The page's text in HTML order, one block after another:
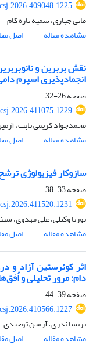
مانی جباری، سمیه تازه کام
مشاهده مقاله
اصل
نقش بربرین و
انجمادپذیری اسپرم
صفحه26-32
محمدجواد کریمی ثابت،
مشاهده مقاله
اصل
سازوکار فیزیولوژی
صفحه33-38
پوریا وکیلی، علی مهدوی،
مشاهده مقاله
اصل
اثر کوئرستین آزاد و
دام: مرور تحلیلی و
صفحه39-44
پریسا ندری، آرمین توحیدی
مشاهده مقاله
اصل